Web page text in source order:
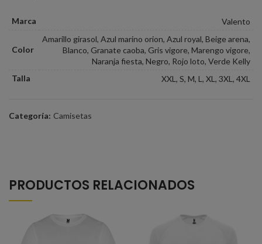
Marca Valento
Color
Amarillo girasol, Azul marino orion, Azul royal, Beige arena,
Blanco, Granate caoba, Gris vigore, Marengo vigore,
Naranja fiesta, Negro, Rojo loto, Verde Kelly
Talla
XXL, S, M, L, XL, 3XL, 4XL
Categoría: Camisetas
PRODUCTOS RELACIONADOS